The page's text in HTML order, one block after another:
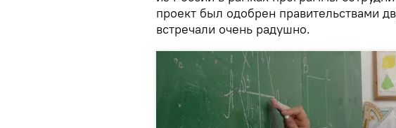
проект был одобрен правительствами
встречали очень радушно.